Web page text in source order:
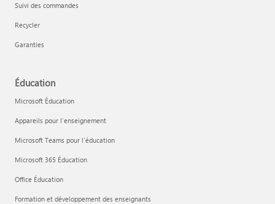
Suivi des commandes
Recycler
Garanties
Éducation
Microsoft Éducation
Appareils pour l’enseignement
Microsoft Teams pour l’éducation
Microsoft 365 Éducation
Office Éducation
Formation et développement des enseignants